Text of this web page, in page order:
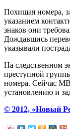
Похищая номера,
указанием
знаков они
Дождавшись
указывали
На следственном
преступной
номера. Сейчас
установлению и
© 2012, «Новый